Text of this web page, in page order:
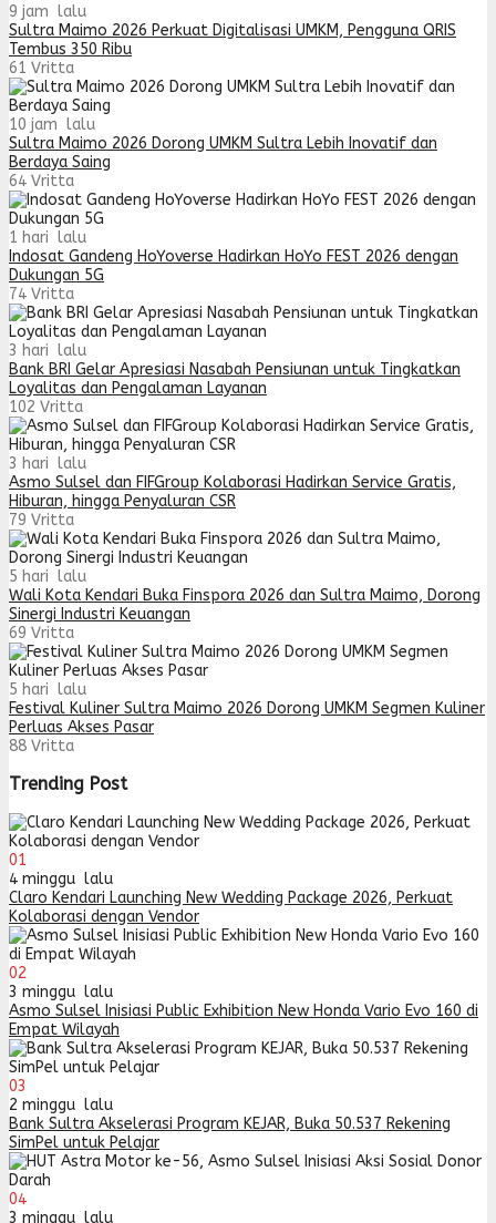
9 jam lalu
Sultra Maimo 2026 Perkuat Digitalisasi UMKM, Pengguna QRIS
Tembus 350 Ribu
61 Vritta
10 jam lalu
Sultra Maimo 2026 Dorong UMKM Sultra Lebih Inovatif dan
Berdaya Saing
64 Vritta
1 hari lalu
Indosat Gandeng HoYoverse Hadirkan HoYo FEST 2026 dengan
Dukungan 5G
74 Vritta
3 hari lalu
Bank BRI Gelar Apresiasi Nasabah Pensiunan untuk Tingkatkan
Loyalitas dan Pengalaman Layanan
102 Vritta
3 hari lalu
Asmo Sulsel dan FIFGroup Kolaborasi Hadirkan Service Gratis,
Hiburan, hingga Penyaluran CSR
79 Vritta
5 hari lalu
Wali Kota Kendari Buka Finspora 2026 dan Sultra Maimo, Dorong
Sinergi Industri Keuangan
69 Vritta
5 hari lalu
Festival Kuliner Sultra Maimo 2026 Dorong UMKM Segmen Kuliner
Perluas Akses Pasar
88 Vritta
Trending Post
01
4 minggu lalu
Claro Kendari Launching New Wedding Package 2026, Perkuat
Kolaborasi dengan Vendor
02
3 minggu lalu
Asmo Sulsel Inisiasi Public Exhibition New Honda Vario Evo 160 di
Empat Wilayah
03
2 minggu lalu
Bank Sultra Akselerasi Program KEJAR, Buka 50.537 Rekening
SimPel untuk Pelajar
04
3 minggu lalu